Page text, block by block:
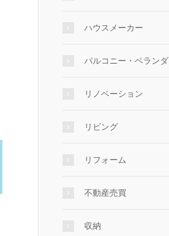
ハウスメーカー
バルコニー・ベランダ
リノベーション
リビング
リフォーム
不動産売買
収納